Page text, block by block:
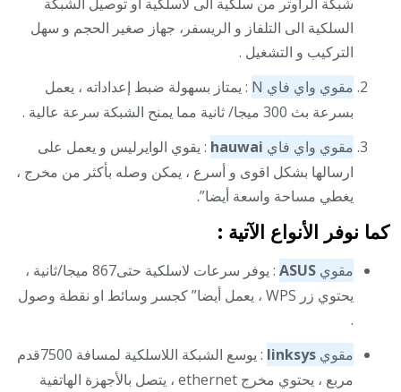
السلكية الى التلفاز و الريسفر، جهاز صغير الحجم و سهل
التركيب و التشغيل .
مقوي واي فاي N
: يمتاز بسهولة ضبط إعداداته ، يعمل
بسرعة بث 300 ميجا/ ثانية مما يمنح الشبكة سرعة عالية .
مقوي واي فاي hauwai : يقوي الوايرليس و يعمل على
ارسالها بشكل اقوى و أسرع ، يمكن وصله بأكثر من مخرج ،
يغطي مساحة واسعة أيضا”.
كما نوفر الأنواع الآتية :
مقويASUS
: يوفر سرعات لاسلكية حتى867 ميجا/ثانية ،
يحتوي زر WPS ، يعمل أيضا” كجسر وسائط او نقطة وصول
.
مقويlinksys
: يوسع الشبكة اللاسلكية لمسافة 7500قدم
مربع ، يحتوي مخرج ethernet ، يتصل بالأجهزة الهاتفية